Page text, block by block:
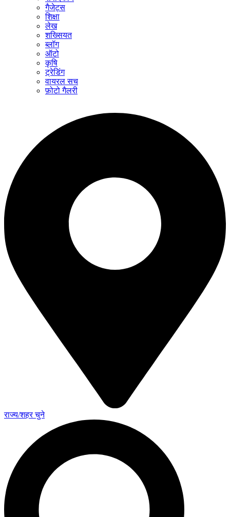
गैजेट्स
शिक्षा
लेख
शख्सियत
ब्लॉग
ऑटो
कृषि
ट्रेडिंग
वायरल सच
फ़ोटो गैलरी
राज्य/शहर चुने